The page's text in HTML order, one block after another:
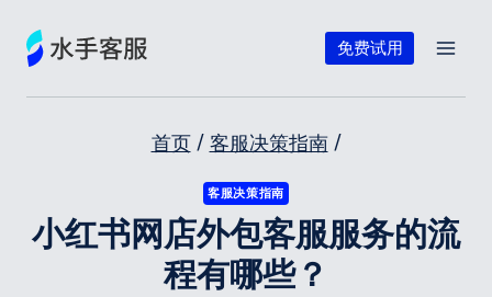
免费试用
首页 / 客服决策指南 /
客服决策指南
小红书网店外包客服服务的流
程有哪些？